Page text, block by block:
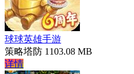
球球英雄手游
策略塔防 1103.08 MB
详情